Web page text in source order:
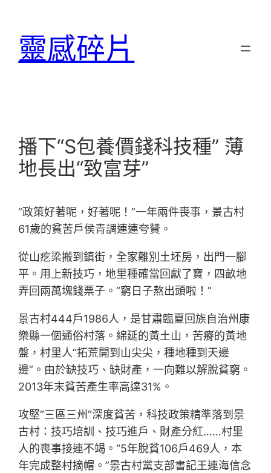
靈感碎片
播下“S包養價錢科技種” 薄
地長出“致富芽”
“政策好著呢，好著呢！”一年兩件喪事，景古村
61歲的貧苦戶侯青調連連夸贊。
從山疙梁搬到鎮街，全家離別土坯房，出門一腳
平。用上新技巧，地里種確當回獻了寶，四畝地
弄回兩萬塊錢票子。“窮日子熬出頭啦！”
景古村444戶1986人，是甘肅臨夏回族自治州康
樂縣一個通俗村落。綿延的黃土山，苦瘠的黃地
盤，村里人“拓荒開到山尖尖，種地種到天邊
邊”。由於缺技巧、缺財產，一向難以解脫貧窮。
2013年末貧苦產生率高達31%。
攻堅“三區三州”深度貧苦，科技政策精準落到景
古村：技巧培訓、技巧進戶、財產分紅……村里
人的喪事接連不竭。“5年脫貧106戶469人，本
年完成整村摘帽。”景古村黨支部書記王連海信念